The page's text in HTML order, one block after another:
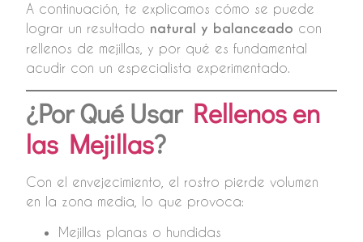
A continuación, te explicamos cómo se puede
lograr un resultado natural y balanceado con
rellenos de mejillas, y por qué es fundamental
acudir con un especialista experimentado.
¿Por Qué Usar Rellenos en
las Mejillas?
Con el envejecimiento, el rostro pierde volumen
en la zona media, lo que provoca:
Mejillas planas o hundidas